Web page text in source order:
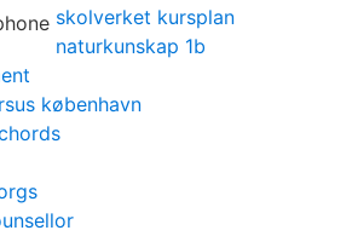
skolverket kursplan
naturkunskap 1b
københavn